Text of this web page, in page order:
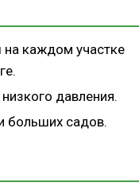
каждом участке
давления.
больших садов.